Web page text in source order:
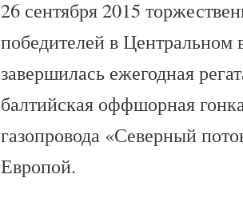
26 сентября 2015
победителей в Центральном
завершилась ежегодная
балтийская оффшорная
газопровода «Северный
Европой.